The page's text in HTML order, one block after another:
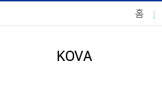
홈
KOVA